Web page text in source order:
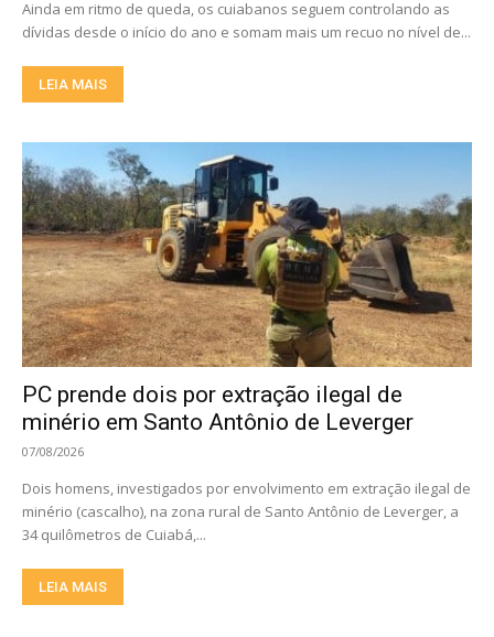
Ainda em ritmo de queda, os cuiabanos seguem controlando as
dívidas desde o início do ano e somam mais um recuo no nível de...
LEIA MAIS
PC prende dois por extração ilegal de
minério em Santo Antônio de Leverger
07/08/2026
Dois homens, investigados por envolvimento em extração ilegal de
minério (cascalho), na zona rural de Santo Antônio de Leverger, a
34 quilômetros de Cuiabá,...
LEIA MAIS